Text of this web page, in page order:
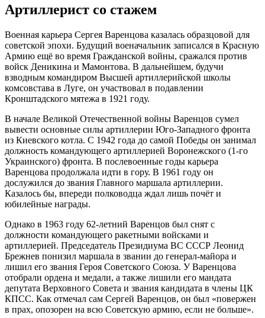
Артиллерист со стажем
Военная карьера Сергея Варенцова казалась образцовой для
советской эпохи. Будущий военачальник записался в Красную
Армию ещё во время Гражданской войны, сражался против
войск Деникина и Мамонтова. В дальнейшем, будучи
взводным командиром Высшей артиллерийской школы
комсовстава в Луге, он участвовал в подавлении
Кронштадского мятежа в 1921 году.
В начале Великой Отечественной войны Варенцов сумел
вывести основные силы артиллерии Юго-Западного фронта
из Киевского котла. С 1942 года до самой Победы он занимал
должность командующего артиллерией Воронежского (1-го
Украинского) фронта. В послевоенные годы карьера
Варенцова продолжала идти в гору. В 1961 году он
дослужился до звания Главного маршала артиллерии.
Казалось бы, впереди полководца ждал лишь почёт и
юбилейные награды.
Однако в 1963 году 62-летний Варенцов был снят с
должности командующего ракетными войсками и
артиллерией. Председатель Президиума ВС СССР Леонид
Брежнев понизил маршала в звании до генерал-майора и
лишил его звания Героя Советского Союза. У Варенцова
отобрали ордена и медали, а также лишили его мандата
депутата Верховного Совета и звания кандидата в члены ЦК
КПСС. Как отмечал сам Сергей Варенцов, он был «повержен
в прах, опозорен на всю Советскую армию, если не больше».